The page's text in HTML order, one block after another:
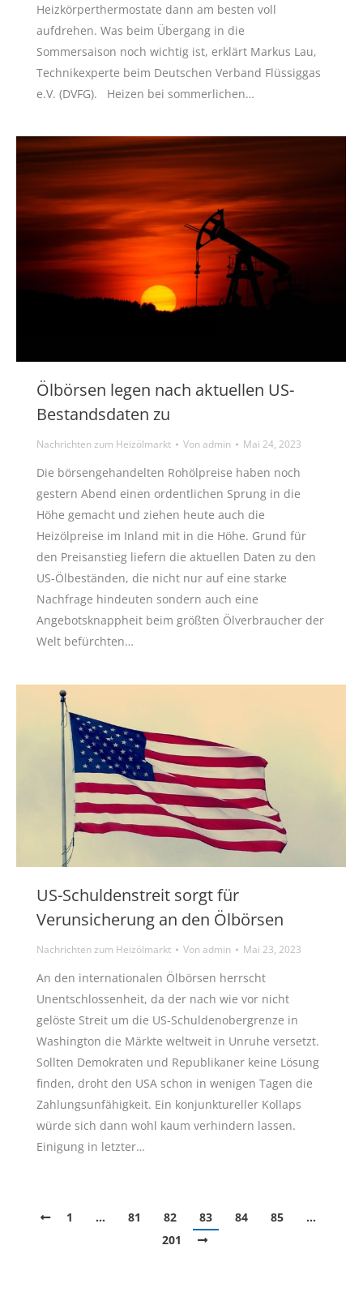
Heizkörperthermostate dann am besten voll
aufdrehen. Was beim Übergang in die
Sommersaison noch wichtig ist, erklärt Markus Lau,
Technikexperte beim Deutschen Verband Flüssiggas
e.V. (DVFG). Heizen bei sommerlichen…
Ölbörsen legen nach aktuellen US-
Bestandsdaten zu
Nachrichten zum Heizölmarkt Vonadmin Mai 24, 2023
Die börsengehandelten Rohölpreise haben noch
gestern Abend einen ordentlichen Sprung in die
Höhe gemacht und ziehen heute auch die
Heizölpreise im Inland mit in die Höhe. Grund für
den Preisanstieg liefern die aktuellen Daten zu den
US-Ölbeständen, die nicht nur auf eine starke
Nachfrage hindeuten sondern auch eine
Angebotsknappheit beim größten Ölverbraucher der
Welt befürchten…
US-Schuldenstreit sorgt für
Verunsicherung an den Ölbörsen
Nachrichten zum Heizölmarkt Vonadmin Mai 23, 2023
An den internationalen Ölbörsen herrscht
Unentschlossenheit, da der nach wie vor nicht
gelöste Streit um die US-Schuldenobergrenze in
Washington die Märkte weltweit in Unruhe versetzt.
Sollten Demokraten und Republikaner keine Lösung
finden, droht den USA schon in wenigen Tagen die
Zahlungsunfähigkeit. Ein konjunktureller Kollaps
würde sich dann wohl kaum verhindern lassen.
Einigung in letzter…
1 … 81 82 83 84 85
…
201